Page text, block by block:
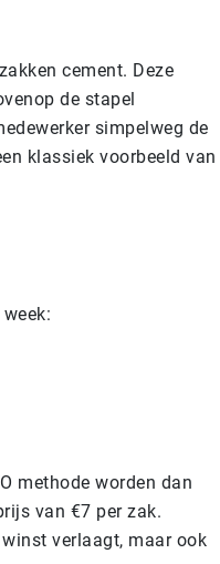
cement. Deze
de stapel
simpelweg de
klassiek voorbeeld van
methode worden dan
van €7 per zak.
verlaagt, maar ook